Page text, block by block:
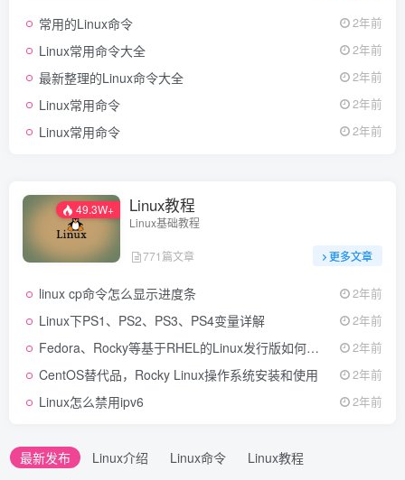
常用的Linux命令 2年前
Linux常用命令大全 2年前
最新整理的Linux命令大全 2年前
Linux常用命令 2年前
Linux常用命令 2年前
49.3W+ Linux教程
Linux基础教程
771篇文章 更多文章
linux cp命令怎么显示进度条 2年前
Linux下PS1、PS2、PS3、PS4变量详解 2年前
Fedora、Rocky等基于RHEL的Linux发行版如何重置忘记的root密码？ 2年前
CentOS替代品，Rocky Linux操作系统安装和使用 2年前
Linux怎么禁用ipv6 2年前
最新发布 Linux介绍 Linux命令
Linux教程